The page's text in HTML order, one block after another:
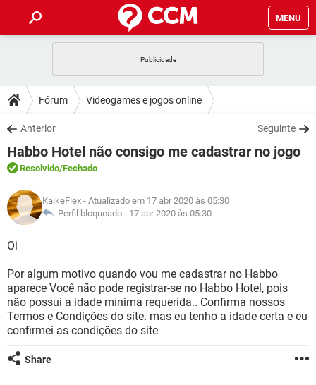
MENU
CELULAR FACEBOOK
OUTLOOK
INSTAGRAM GMAIL
GUIA DE COMPRAS
DICAS
JOGOS WHATSAPP
OUTLOOK
INSTAGRAM
GUIA DE COMPRAS
DOWNLOADS
JOGOS WHATSAPP
CELULAR
OUTLOOK EXCEL
INSTAGRAM
GUIA DE COMPRAS
FÓRUM
JOGOS
CELULAR FACEBOOK
GUIA DE COMPRAS
GLOSSÁRIO
JOGOS
CELULAR
OUTLOOK EXCEL
INSTAGRAM GMAIL
GUIA DE COMPRAS
Fórum Videogames e jogos online
Anterior Seguinte
Habbo Hotel não consigo me cadastrar no jogo
Resolvido/Fechado
KaikeFlex - Atualizado em 17 abr 2020 às 05:30
Perfil bloqueado - 17 abr 2020 às 05:30
Oi
Por algum motivo quando vou me cadastrar no Habbo
aparece Você não pode registrar-se no Habbo Hotel, pois
não possui a idade mínima requerida.. Confirma nossos
Termos e Condições do site. mas eu tenho a idade certa e eu
confirmei as condições do site
Share